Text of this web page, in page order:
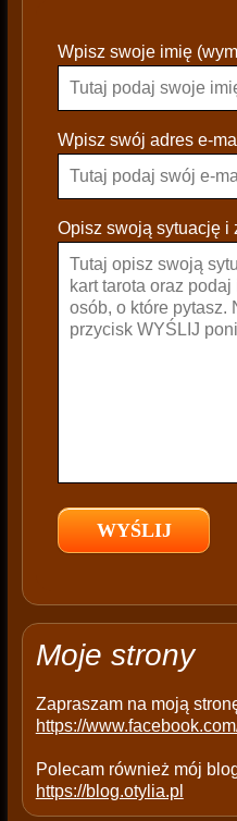
l
a
s
e
a
e
e
p
y
Wpisz swoje imię
Wpisz swój adres e-
Opisz swoją sytuację i
Moje strony
Zapraszam na moją
https://
Polecam również mój
https://blog.otylia.pl